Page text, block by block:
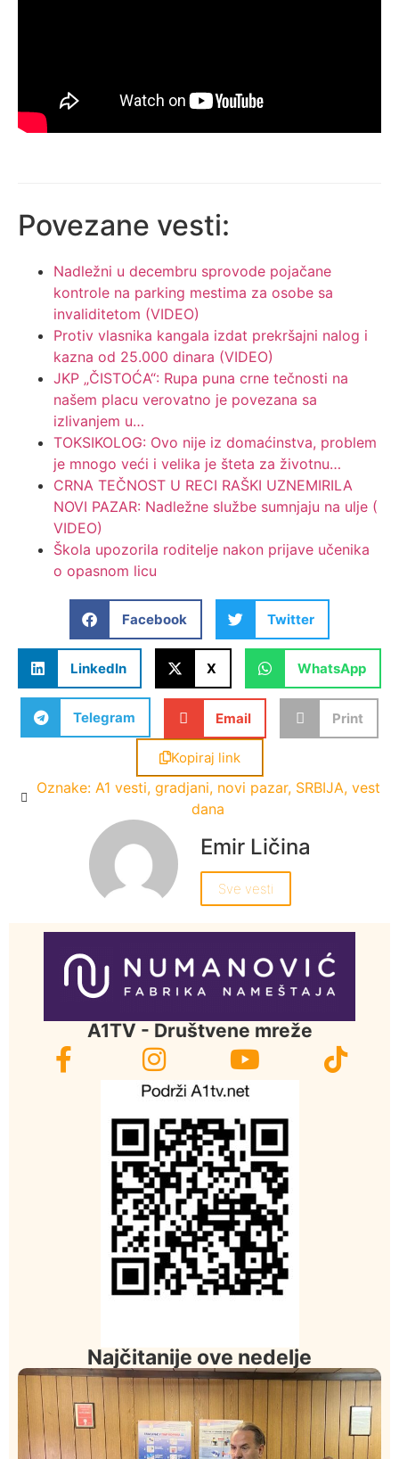
Povezane vesti:
Nadležni u decembru sprovode pojačane
kontrole na parking mestima za osobe sa
invaliditetom (VIDEO)
Protiv vlasnika kangala izdat prekršajni nalog i
kazna od 25.000 dinara (VIDEO)
JKP „ČISTOĆA“: Rupa puna crne tečnosti na
našem placu verovatno je povezana sa
izlivanjem u…
TOKSIKOLOG: Ovo nije iz domaćinstva, problem
je mnogo veći i velika je šteta za životnu…
CRNA TEČNOST U RECI RAŠKI UZNEMIRILA
NOVI PAZAR: Nadležne službe sumnjaju na ulje (
VIDEO)
Škola upozorila roditelje nakon prijave učenika
o opasnom licu
Facebook Twitter
LinkedIn X WhatsApp
Telegram Email Print
Kopiraj link
Oznake: A1 vesti, gradjani, novi pazar, SRBIJA, vest
dana
Emir Ličina
Sve vesti
A1TV - Društvene mreže
Najčitanije ove nedelje